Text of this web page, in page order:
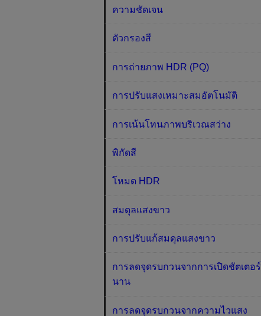
ความชัดเจน
ตัวกรองสี
การถ่ายภาพ HDR (PQ)
การปรับแสงเหมาะสมอัตโนมัติ
การเน้นโทนภาพบริเวณสว่าง
พิกัดสี
โหมด HDR
สมดุลแสงขาว
การปรับแก้สมดุลแสงขาว
การลดจุดรบกวนจากการเปิดชัตเตอร์
นาน
การลดจุดรบกวนจากความไวแสง